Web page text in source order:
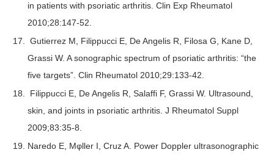
in patients with psoriatic arthritis. Clin Exp Rheumatol
2010;28:147-52.
Gutierrez M, Filippucci E, De Angelis R, Filosa G, Kane D,
Grassi W. A sonographic spectrum of psoriatic arthritis: “the
five targets”. Clin Rheumatol 2010;29:133-42.
Filippucci E, De Angelis R, Salaffi F, Grassi W. Ultrasound,
skin, and joints in psoriatic arthritis. J Rheumatol Suppl
2009;83:35-8.
Naredo E, Mφller I, Cruz A. Power Doppler ultrasonographic